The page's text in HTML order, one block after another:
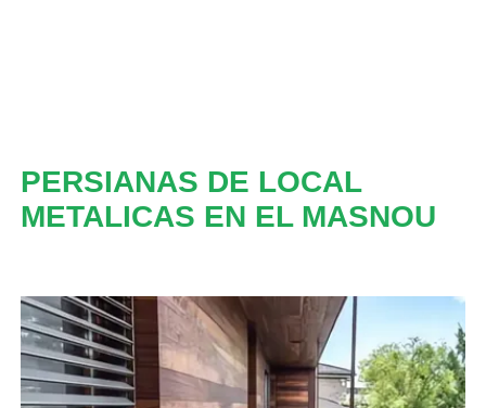
PERSIANAS DE LOCAL
METALICAS EN EL MASNOU